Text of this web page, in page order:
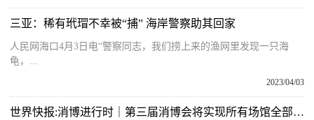
三亚：稀有玳瑁不幸被“捕” 海岸警察助其回家
人民网海口4月3日电“警察同志，我们捞上来的渔网里发现一只海
龟，...
2023/04/03
世界快报:消博进行时｜第三届消博会将实现所有场馆全部使用绿色电力